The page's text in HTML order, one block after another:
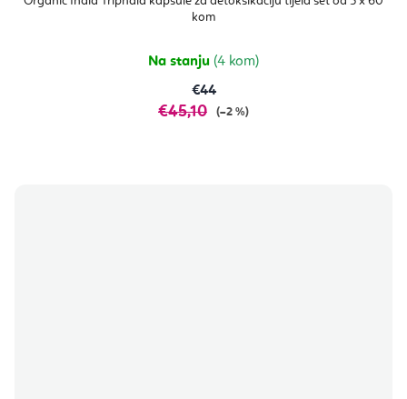
kom
Na stanju (4 kom)
€44
€45,10 (–2 %)